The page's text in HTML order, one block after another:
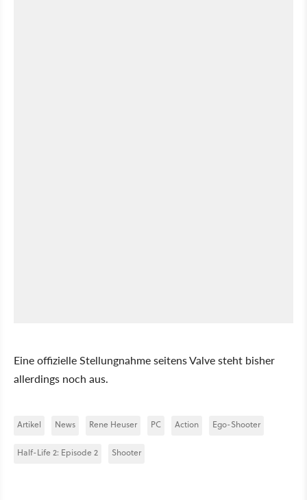
Eine offizielle Stellungnahme seitens Valve steht bisher
allerdings noch aus.
Artikel News Rene Heuser PC Action Ego-Shooter
Half-Life 2: Episode 2 Shooter